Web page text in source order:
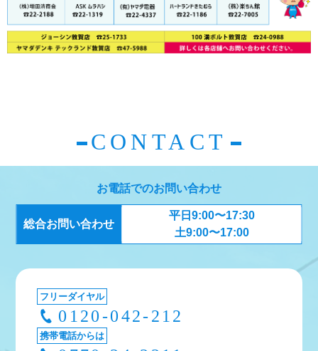
CONTACT
お電話でのお問い合わせ
総合お問い合わせ
平日9:00〜17:30
土9:00〜17:00
フリーダイヤル
0120-042-212
携帯電話からは